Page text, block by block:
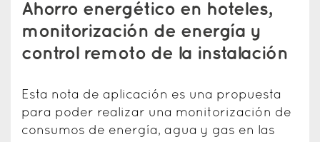
topAhorro energético en hoteles,
monitorización de energía y
control remoto de la instalación
Esta nota de aplicación es una propuesta
para poder realizar una monitorización de
consumos de energía, agua y gas en las